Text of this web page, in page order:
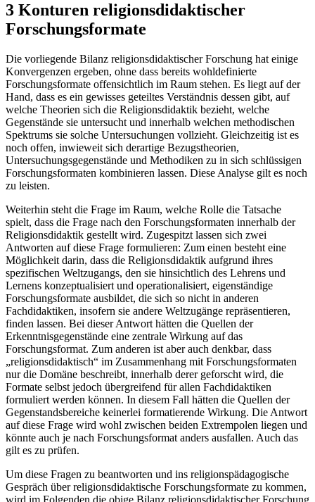
3 Konturen religionsdidaktischer
Forschungsformate
Die vorliegende Bilanz religionsdidaktischer Forschung hat einige
Konvergenzen ergeben, ohne dass bereits wohldefinierte
Forschungsformate offensichtlich im Raum stehen. Es liegt auf der
Hand, dass es ein gewisses geteiltes Verständnis dessen gibt, auf
welche Theorien sich die Religionsdidaktik bezieht, welche
Gegenstände sie untersucht und innerhalb welchen methodischen
Spektrums sie solche Untersuchungen vollzieht. Gleichzeitig ist es
noch offen, inwieweit sich derartige Bezugstheorien,
Untersuchungsgegenstände und Methodiken zu in sich schlüssigen
Forschungsformaten kombinieren lassen. Diese Analyse gilt es noch
zu leisten.
Weiterhin steht die Frage im Raum, welche Rolle die Tatsache
spielt, dass die Frage nach den Forschungsformaten innerhalb der
Religionsdidaktik gestellt wird. Zugespitzt lassen sich zwei
Antworten auf diese Frage formulieren: Zum einen besteht eine
Möglichkeit darin, dass die Religionsdidaktik aufgrund ihres
spezifischen Weltzugangs, den sie hinsichtlich des Lehrens und
Lernens konzeptualisiert und operationalisiert, eigenständige
Forschungsformate ausbildet, die sich so nicht in anderen
Fachdidaktiken, insofern sie andere Weltzugänge repräsentieren,
finden lassen. Bei dieser Antwort hätten die Quellen der
Erkenntnisgegenstände eine zentrale Wirkung auf das
Forschungsformat. Zum anderen ist aber auch denkbar, dass
„religionsdidaktisch“ im Zusammenhang mit Forschungsformaten
nur die Domäne beschreibt, innerhalb derer geforscht wird, die
Formate selbst jedoch übergreifend für allen Fachdidaktiken
formuliert werden können. In diesem Fall hätten die Quellen der
Gegenstandsbereiche keinerlei formatierende Wirkung. Die Antwort
auf diese Frage wird wohl zwischen beiden Extrempolen liegen und
könnte auch je nach Forschungsformat anders ausfallen. Auch das
gilt es zu prüfen.
Um diese Fragen zu beantworten und ins religionspädagogische
Gespräch über religionsdidaktische Forschungsformate zu kommen,